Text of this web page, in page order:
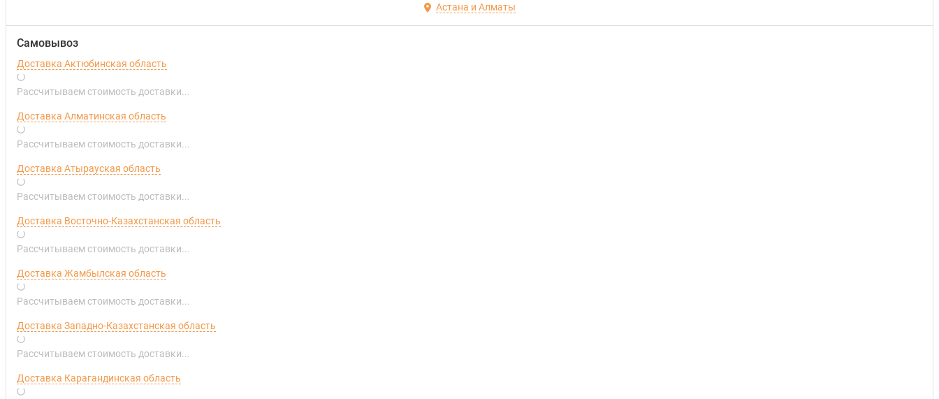
Астана и Алматы
Самовывоз
Доставка Актюбинская область
Рассчитываем стоимость доставки...
Доставка Алматинская область
Рассчитываем стоимость доставки...
Доставка Атырауская область
Рассчитываем стоимость доставки...
Доставка Восточно-Казахстанская область
Рассчитываем стоимость доставки...
Доставка Жамбылская область
Рассчитываем стоимость доставки...
Доставка Западно-Казахстанская область
Рассчитываем стоимость доставки...
Доставка Карагандинская область